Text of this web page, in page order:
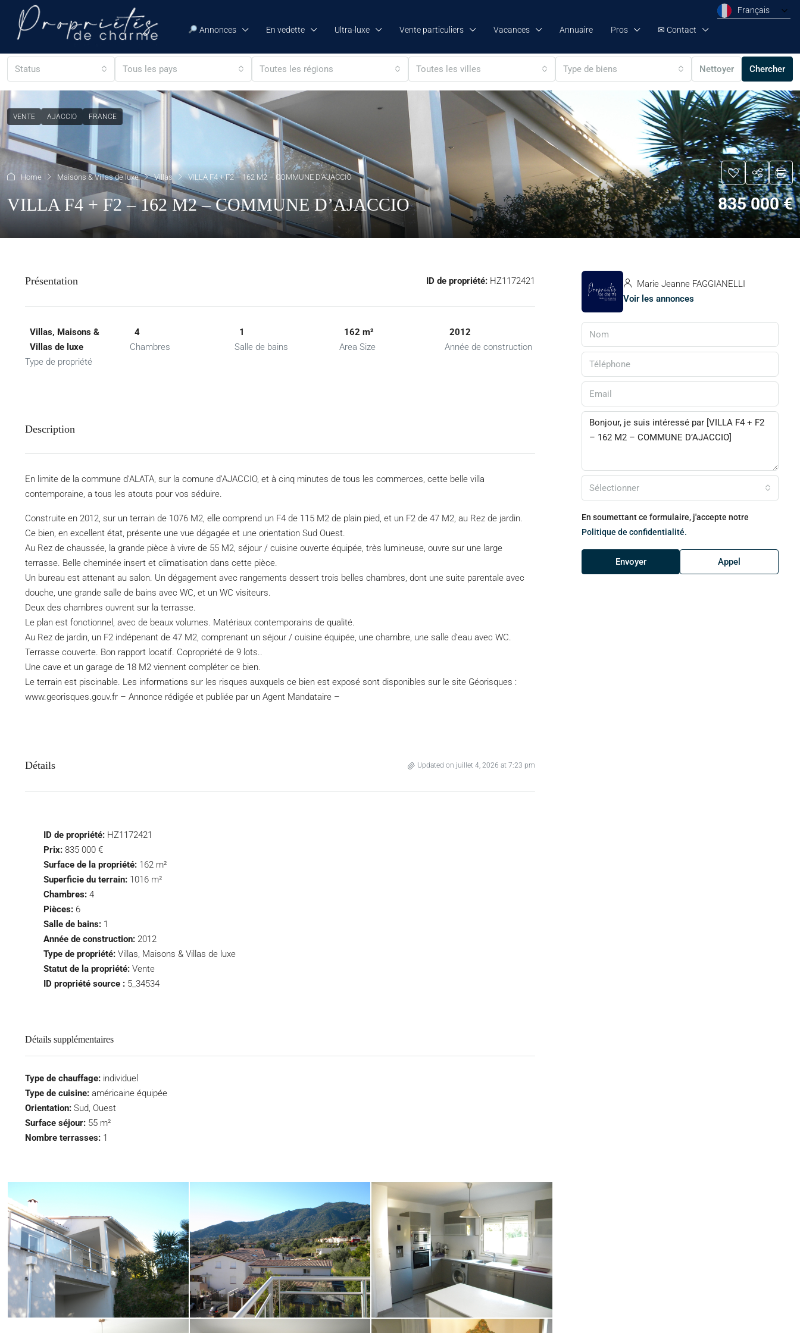
Annonces En vedette Ultra-luxe Vente particuliers Vacances Annuaire Pros ✉ Contact
Français
Status Tous les pays Toutes les régions Toutes les villes Type de biens Nettoyer Chercher
VENTE AJACCIO FRANCE
Home Maisons & Villas de luxe Villas VILLA F4 + F2 – 162 M2 – COMMUNE D’AJACCIO
VILLA F4 + F2 – 162 M2 – COMMUNE D’AJACCIO 835 000 €
Présentation ID de propriété:HZ1172421
Villas, Maisons &
Villas de luxe
Type de propriété
4
Chambres
1
Salle de bains
162 m²
Area Size
2012
Année de construction
Description
En limite de la commune d’ALATA, sur la comune d’AJACCIO, et à cinq minutes de tous les commerces, cette belle villa
contemporaine, a tous les atouts pour vos séduire.
Construite en 2012, sur un terrain de 1076 M2, elle comprend un F4 de 115 M2 de plain pied, et un F2 de 47 M2, au Rez de jardin.
Ce bien, en excellent état, présente une vue dégagée et une orientation Sud Ouest.
Au Rez de chaussée, la grande pièce à vivre de 55 M2, séjour / cuisine ouverte équipée, très lumineuse, ouvre sur une large
terrasse. Belle cheminée insert et climatisation dans cette pièce.
Un bureau est attenant au salon. Un dégagement avec rangements dessert trois belles chambres, dont une suite parentale avec
douche, une grande salle de bains avec WC, et un WC visiteurs.
Deux des chambres ouvrent sur la terrasse.
Le plan est fonctionnel, avec de beaux volumes. Matériaux contemporains de qualité.
Au Rez de jardin, un F2 indépenant de 47 M2, comprenant un séjour / cuisine équipée, une chambre, une salle d’eau avec WC.
Terrasse couverte. Bon rapport locatif. Copropriété de 9 lots..
Une cave et un garage de 18 M2 viennent compléter ce bien.
Le terrain est piscinable. Les informations sur les risques auxquels ce bien est exposé sont disponibles sur le site Géorisques :
www.georisques.gouv.fr – Annonce rédigée et publiée par un Agent Mandataire –
Détails Updated on juillet 4, 2026 at 7:23 pm
ID de propriété: HZ1172421
Prix: 835 000 €
Surface de la propriété: 162 m²
Superficie du terrain: 1016 m²
Chambres: 4
Pièces: 6
Salle de bains: 1
Année de construction: 2012
Type de propriété: Villas, Maisons & Villas de luxe
Statut de la propriété: Vente
ID propriété source : 5_34534
Détails supplémentaires
Type de chauffage: individuel
Type de cuisine: américaine équipée
Orientation: Sud, Ouest
Surface séjour: 55 m²
Nombre terrasses: 1
Marie Jeanne FAGGIANELLI
Voir les annonces
Sélectionner
En soumettant ce formulaire, j'accepte notre
Politique de confidentialité.
Envoyer Appel